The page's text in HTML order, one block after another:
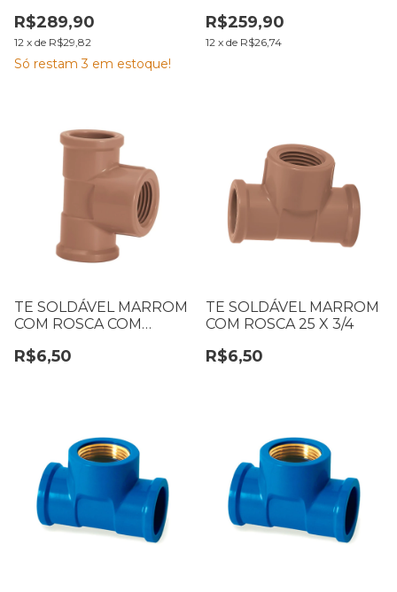
R$289,90
12 x de R$29,82
Só restam3 em estoque!
R$259,90
12 x de R$26,74
TE SOLDÁVEL MARROM
COM ROSCA COM
R$6,50
TE SOLDÁVEL MARROM
COM ROSCA 25 X 3/4
R$6,50